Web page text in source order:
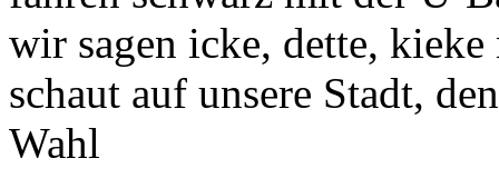
wir sagen icke, dette,
schaut auf unsere Stadt,
Wahl